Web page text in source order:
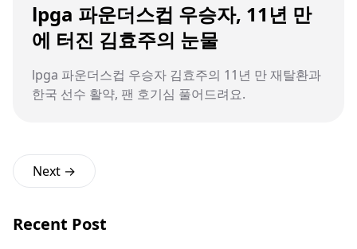
lpga 파운더스컵 우승자, 11년 만
에 터진 김효주의 눈물
lpga 파운더스컵 우승자 김효주의 11년 만 재탈환과
한국 선수 활약, 팬 호기심 풀어드려요.
Next →
Recent Post